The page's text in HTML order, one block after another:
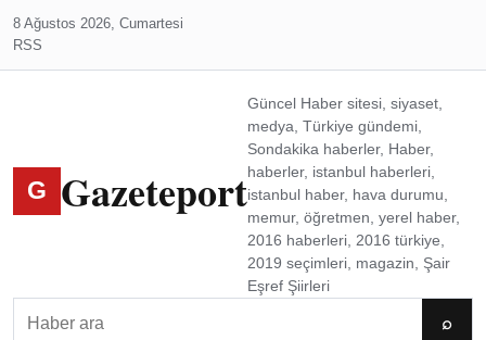
8 Ağustos 2026, Cumartesi
RSS
G Gazeteport
Güncel Haber sitesi, siyaset,
medya, Türkiye gündemi,
Sondakika haberler, Haber,
haberler, istanbul haberleri,
istanbul haber, hava durumu,
memur, öğretmen, yerel haber,
2016 haberleri, 2016 türkiye,
2019 seçimleri, magazin, Şair
Eşref Şiirleri
⌕